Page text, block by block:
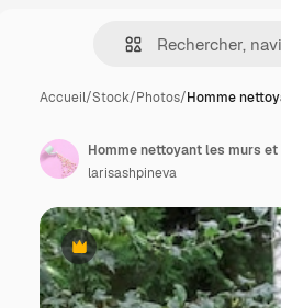
Accueil/Stock/Photos/Homme
Premium
Homme nettoyant les murs
larisashpineva